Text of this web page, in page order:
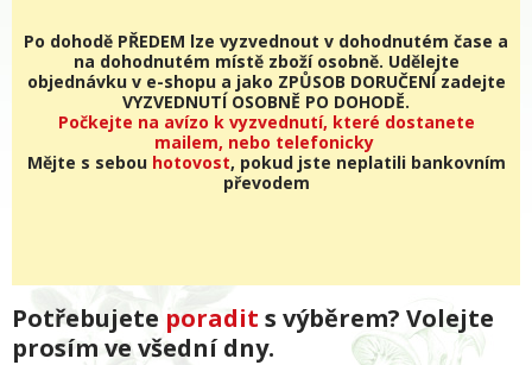
Po dohodě PŘEDEM lze vyzvednout v dohodnutém čase a
na dohodnutém místě zboží osobně. Udělejte
objednávku v e-shopu a jako ZPŮSOB DORUČENÍ zadejte
VYZVEDNUTÍ OSOBNĚ PO DOHODĚ.
Počkejte na avízo k vyzvednutí, které dostanete
mailem, nebo telefonicky
Mějte s sebou hotovost, pokud jste neplatili bankovním
převodem
Potřebujete poradit s výběrem? Volejte
prosím ve všední dny.